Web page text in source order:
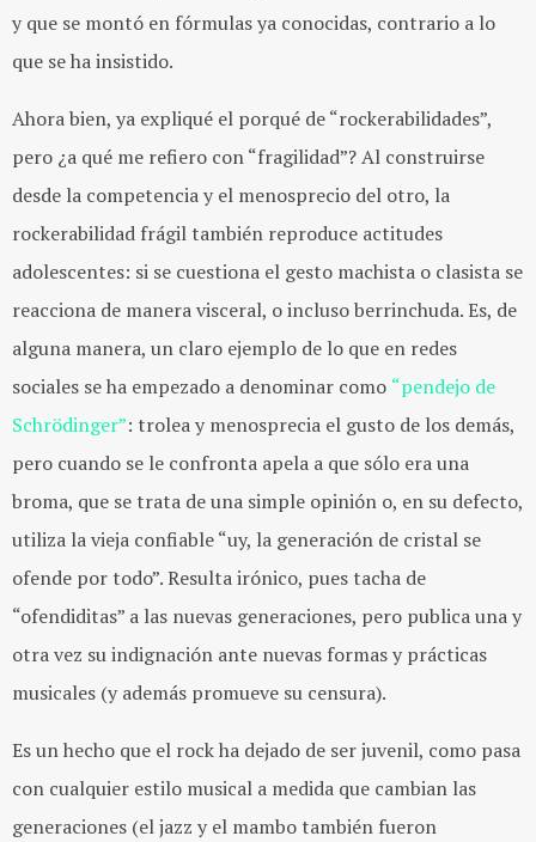
y que se montó en fórmulas ya conocidas, contrario a lo
que se ha insistido.
Ahora bien, ya expliqué el porqué de “rockerabilidades”,
pero ¿a qué me refiero con “fragilidad”? Al construirse
desde la competencia y el menosprecio del otro, la
rockerabilidad frágil también reproduce actitudes
adolescentes: si se cuestiona el gesto machista o clasista se
reacciona de manera visceral, o incluso berrinchuda. Es, de
alguna manera, un claro ejemplo de lo que en redes
sociales se ha empezado a denominar como “pendejo de
Schrödinger”: trolea y menosprecia el gusto de los demás,
pero cuando se le confronta apela a que sólo era una
broma, que se trata de una simple opinión o, en su defecto,
utiliza la vieja confiable “uy, la generación de cristal se
ofende por todo”. Resulta irónico, pues tacha de
“ofendiditas” a las nuevas generaciones, pero publica una y
otra vez su indignación ante nuevas formas y prácticas
musicales (y además promueve su censura).
Es un hecho que el rock ha dejado de ser juvenil, como pasa
con cualquier estilo musical a medida que cambian las
generaciones (el jazz y el mambo también fueron